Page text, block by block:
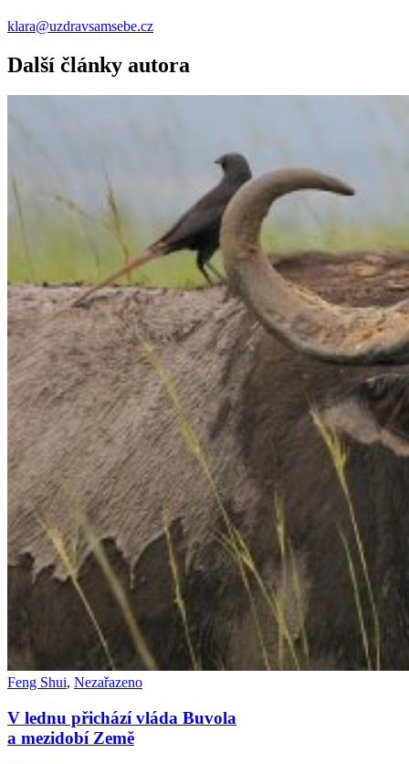
klara@uzdravsamsebe.cz
Další články autora
Feng Shui, Nezařazeno
V lednu přichází vláda Buvola
a mezidobí Země